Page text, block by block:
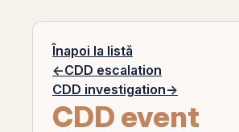
Înapoi la listă
←CDD escalation
CDD investigation→
CDD event